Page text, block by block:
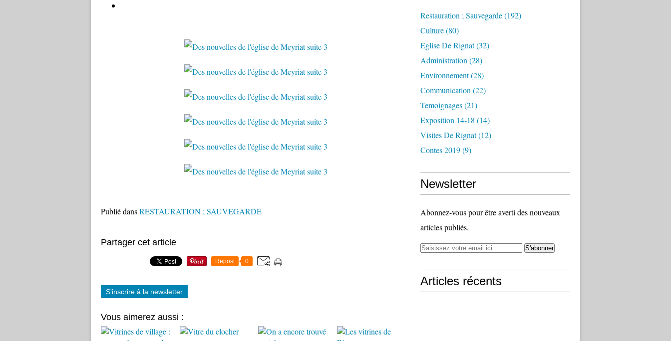
Publié dansRESTAURATION ; SAUVEGARDE
Partager cet article
Repost 0
S'inscrire à la newsletter
Vous aimerez aussi :
Restauration ; Sauvegarde(192)
Culture(80)
Eglise De Rignat(32)
Administration (28)
Environnement(28)
Communication (22)
Temoignages(21)
Exposition 14-18 (14)
Visites De Rignat(12)
Contes 2019(9)
Newsletter
Abonnez-vous pour être averti des nouveaux
articles publiés.
Articles récents